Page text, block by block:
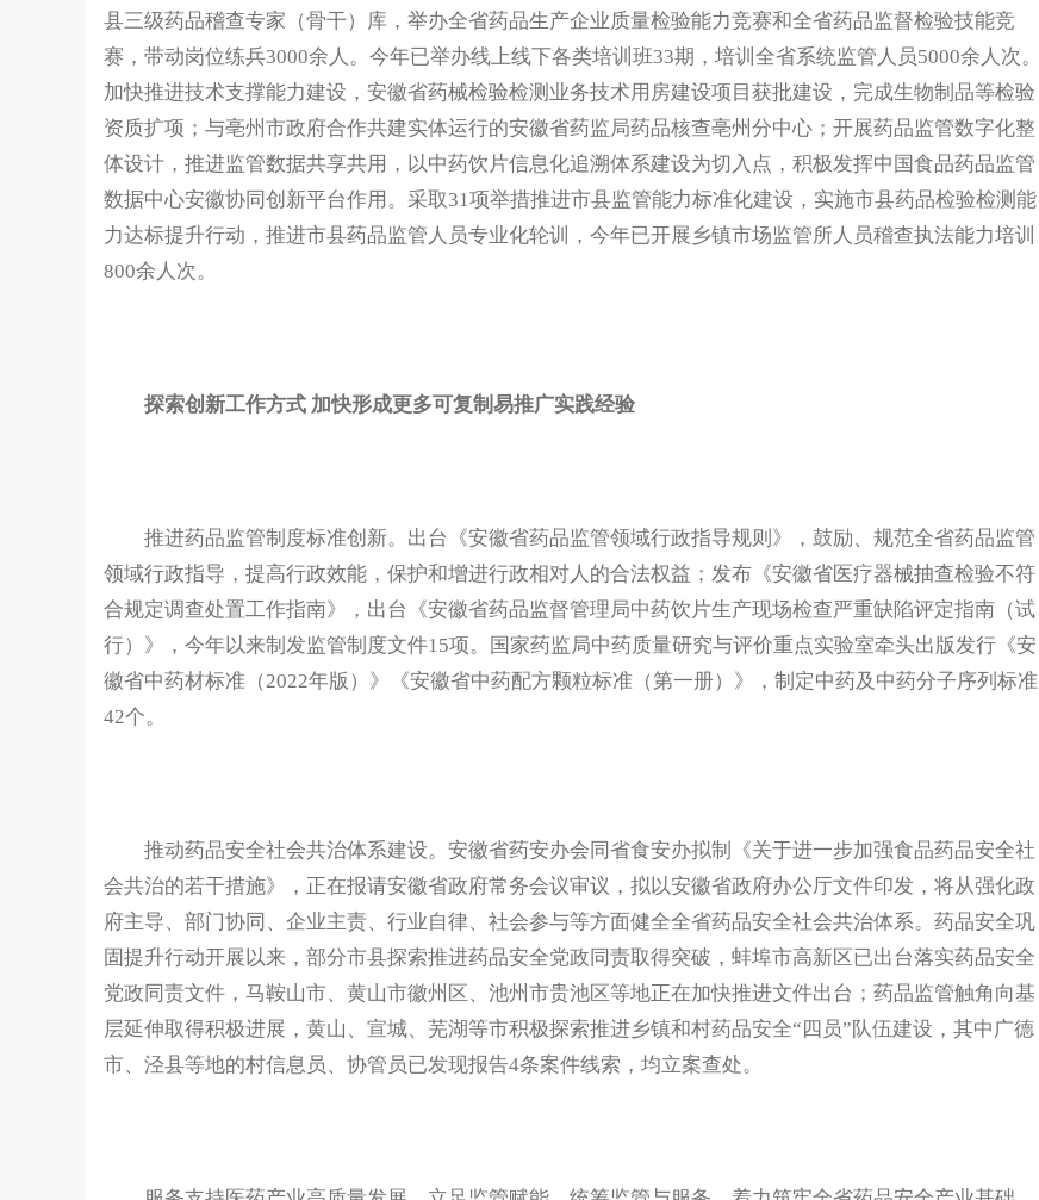
县三级药品稽查专家（骨干）库，举办全省药品生产企业质量检验能力竞赛和全省药品监督检验技能竞
赛，带动岗位练兵3000余人。今年已举办线上线下各类培训班33期，培训全省系统监管人员5000余人次。
加快推进技术支撑能力建设，安徽省药械检验检测业务技术用房建设项目获批建设，完成生物制品等检验
资质扩项；与亳州市政府合作共建实体运行的安徽省药监局药品核查亳州分中心；开展药品监管数字化整
体设计，推进监管数据共享共用，以中药饮片信息化追溯体系建设为切入点，积极发挥中国食品药品监管
数据中心安徽协同创新平台作用。采取31项举措推进市县监管能力标准化建设，实施市县药品检验检测能
力达标提升行动，推进市县药品监管人员专业化轮训，今年已开展乡镇市场监管所人员稽查执法能力培训
800余人次。
探索创新工作方式 加快形成更多可复制易推广实践经验
推进药品监管制度标准创新。出台《安徽省药品监管领域行政指导规则》，鼓励、规范全省药品监管
领域行政指导，提高行政效能，保护和增进行政相对人的合法权益；发布《安徽省医疗器械抽查检验不符
合规定调查处置工作指南》，出台《安徽省药品监督管理局中药饮片生产现场检查严重缺陷评定指南（试
行）》，今年以来制发监管制度文件15项。国家药监局中药质量研究与评价重点实验室牵头出版发行《安
徽省中药材标准（2022年版）》《安徽省中药配方颗粒标准（第一册）》，制定中药及中药分子序列标准
42个。
推动药品安全社会共治体系建设。安徽省药安办会同省食安办拟制《关于进一步加强食品药品安全社
会共治的若干措施》，正在报请安徽省政府常务会议审议，拟以安徽省政府办公厅文件印发，将从强化政
府主导、部门协同、企业主责、行业自律、社会参与等方面健全全省药品安全社会共治体系。药品安全巩
固提升行动开展以来，部分市县探索推进药品安全党政同责取得突破，蚌埠市高新区已出台落实药品安全
党政同责文件，马鞍山市、黄山市徽州区、池州市贵池区等地正在加快推进文件出台；药品监管触角向基
层延伸取得积极进展，黄山、宣城、芜湖等市积极探索推进乡镇和村药品安全“四员”队伍建设，其中广德
市、泾县等地的村信息员、协管员已发现报告4条案件线索，均立案查处。